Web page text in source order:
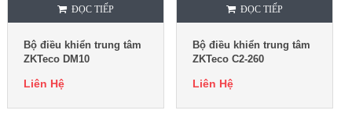
ĐỌC TIẾP
Bộ điều khiển trung tâm
ZKTeco DM10
Liên Hệ
ĐỌC TIẾP
Bộ điều khiển trung tâm
ZKTeco C2-260
Liên Hệ